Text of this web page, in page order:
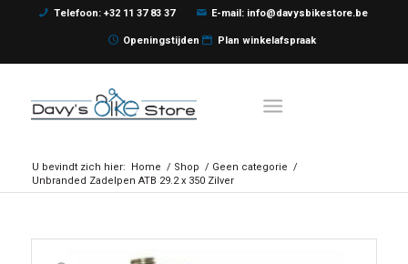
Telefoon: +32 11 37 83 37 E-mail: info@davysbikestore.be
Openingstijden Plan winkelafspraak
U bevindt zich hier: Home / Shop / Geen categorie /
Unbranded Zadelpen ATB 29.2 x 350 Zilver